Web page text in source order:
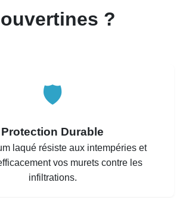
?
🛡️
Protection Durable
laqué résiste aux intempéries et
vos murets contre les
infiltrations.